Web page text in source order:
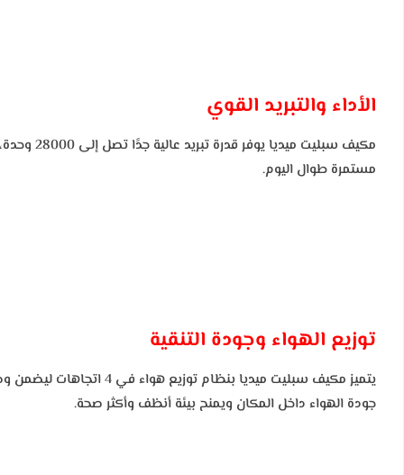
الأداء والتبريد القوي
مكيف
مستمرة طوال اليوم.
توزيع الهواء وجودة التنقية
يتميز مكيف سبليت
جودة الهواء داخل المكان ويمنح بيئة أنظف وأكثر صحة.